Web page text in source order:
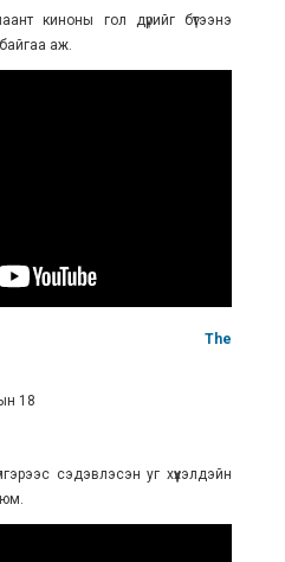
киноны гол дүрийг бүтээнэ
аж.
18
сэдэвлэсэн уг хүүхэлдэйн
юм.